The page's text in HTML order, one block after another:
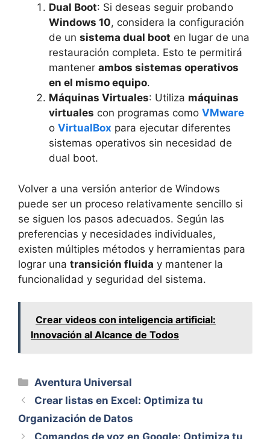
Dual Boot: Si deseas seguir probando
Windows 10, considera la configuración
de un sistema dual boot en lugar de una
restauración completa. Esto te permitirá
mantener ambos sistemas operativos
en el mismo equipo.
Máquinas Virtuales: Utiliza máquinas
virtuales con programas como VMware
o VirtualBox para ejecutar diferentes
sistemas operativos sin necesidad de
dual boot.
Volver a una versión anterior de Windows
puede ser un proceso relativamente sencillo si
se siguen los pasos adecuados. Según las
preferencias y necesidades individuales,
existen múltiples métodos y herramientas para
lograr una transición fluida y mantener la
funcionalidad y seguridad del sistema.
Crear videos con inteligencia artificial:
Innovación al Alcance de Todos
Categorías
Aventura Universal
Crear listas en Excel: Optimiza tu
Organización de Datos
Comandos de voz en Google: Optimiza tu